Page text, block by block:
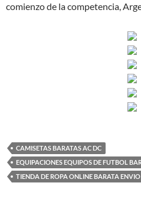
comienzo de la competencia,
CAMISETAS BARATAS AC DC
EQUIPACIONES EQUIPOS DE FUTBOL
TIENDA DE ROPA ONLINE BARATA